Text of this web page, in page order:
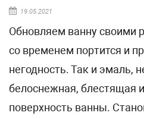
19.05.2021
Обновляем ванну своими
со временем портится и
негодность. Так и эмаль,
белоснежная,
поверхность ванны.